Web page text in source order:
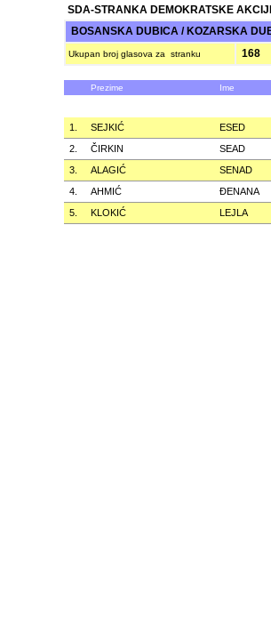
SDA-STRANKA DEMOKRATSKE
BOSANSKA DUBICA / KOZARSKA
Ukupan broj glasova za stranku 168
Prezime Ime
1. SEJKIĆ
ESED
2.
ČIRKIN
SEAD
3.
ALAGIĆ
SENAD
4.
AHMIĆ
ÐENANA
5.
KLOKIĆ LEJLA